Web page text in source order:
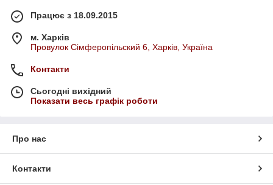
Працює з 18.09.2015
м. Харків
Провулок Сімферопільский 6, Харків, Україна
Контакти
Сьогодні вихідний
Показати весь графік роботи
Про нас
Контакти